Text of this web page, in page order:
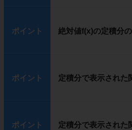
ポイント 絶対値f(x)の定積分
ポイント 定積分で表示された
ポイント 定積分で表示された